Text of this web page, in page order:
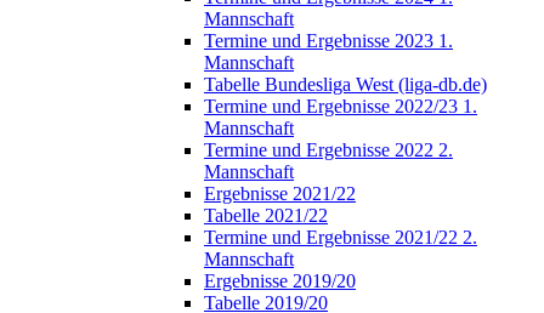
Mannschaft
Termine und Ergebnisse 2023 1.
Mannschaft
Tabelle Bundesliga West (liga-db.de)
Termine und Ergebnisse 2022/23 1.
Mannschaft
Termine und Ergebnisse 2022 2.
Mannschaft
Ergebnisse 2021/22
Tabelle 2021/22
Termine und Ergebnisse 2021/22 2.
Mannschaft
Ergebnisse 2019/20
Tabelle 2019/20